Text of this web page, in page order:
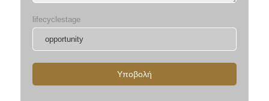
lifecyclestage
Υποβολή